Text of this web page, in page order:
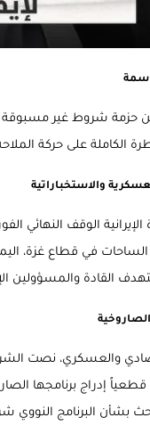
حزمة شروط غير مسبوقة
الكاملة على حركة
والاستخباراتية
الوقف النهائي
في قطاع غزة،
القادة والمسؤولين
والعسكري، نصت
إدراج برنامجها
بشأن البرنامج